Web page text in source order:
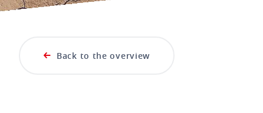
Back to the overview